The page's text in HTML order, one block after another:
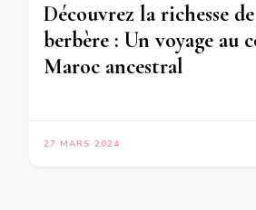
Découvrez la richesse
berbère : Un voyage au
Maroc ancestral
27 MARS 2024